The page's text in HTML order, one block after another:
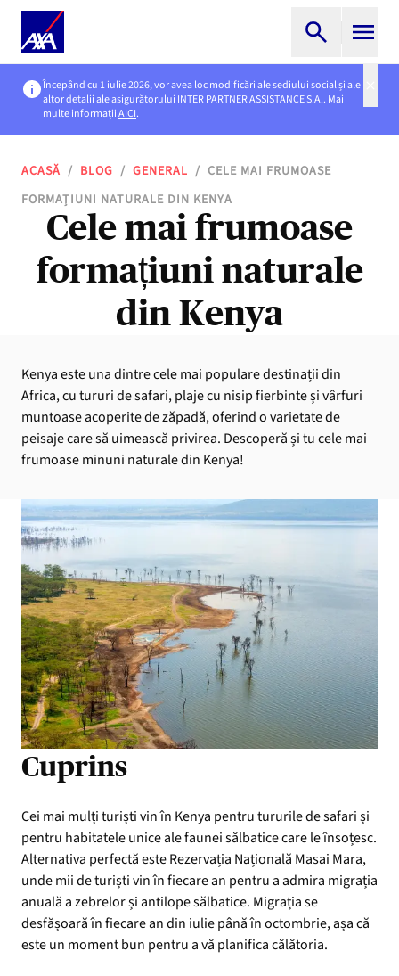
Începând cu 1 iulie 2026, vor avea loc modificări ale sediului social și ale
altor detalii ale asigurătorului INTER PARTNER ASSISTANCE S.A.. Mai
multe informațiiAICI.
ACASĂ / BLOG / GENERAL / CELE MAI FRUMOASE
FORMAȚIUNI NATURALE DIN KENYA
Cele mai frumoase
formațiuni naturale
din Kenya
Kenya este una dintre cele mai populare destinații din
Africa, cu tururi de safari, plaje cu nisip fierbinte și vârfuri
muntoase acoperite de zăpadă, oferind o varietate de
peisaje care să uimească privirea. Descoperă și tu cele mai
frumoase minuni naturale din Kenya!
Cuprins
Cei mai mulți turiști vin în Kenya pentru tururile de safari și
pentru habitatele unice ale faunei sălbatice care le însoțesc.
Alternativa perfectă este Rezervația Națională Masai Mara,
unde mii de turiști vin în fiecare an pentru a admira migrația
anuală a zebrelor și antilope sălbatice. Migrația se
desfășoară în fiecare an din iulie până în octombrie, așa că
este un moment bun pentru a vă planifica călătoria.